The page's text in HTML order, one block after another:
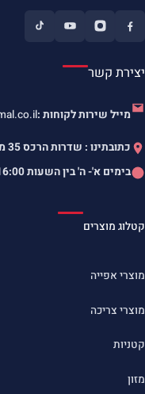
יצירת קשר
מייל שירות לקוחות :
כתובתינו : שדרות הרכס 35 מודיעין מכבים רעות
בימים א'- ה' בין השעות
קטלוג מוצרים
מוצרי אפייה
מוצרי צריכה
קטניות
מזון